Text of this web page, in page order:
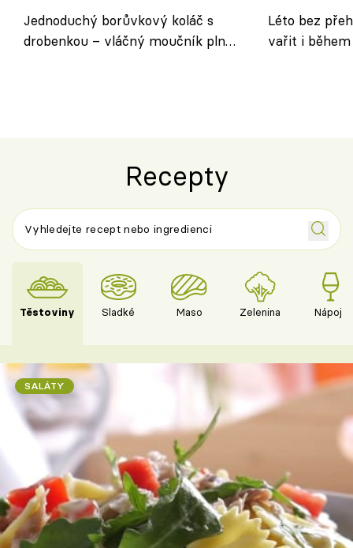
Jednoduchý borůvkový koláč s
drobenkou – vláčný moučník plný
Léto bez
vařit i
Recepty
Těstoviny Sladké Maso Zelenina Nápoje
SALÁTY